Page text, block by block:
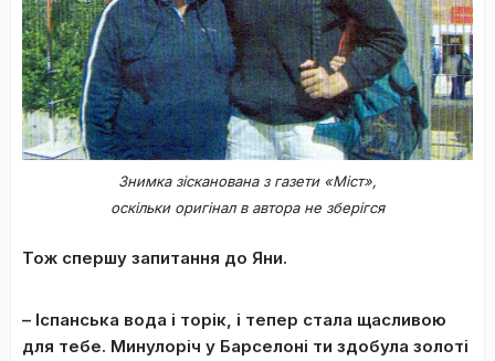
Знимка зісканована з газети «Міст»,
оскільки оригінал в автора не зберігся
Тож спершу запитання до Яни.
– Іспанська вода і торік, і тепер стала щасливою
для тебе. Минулоріч у Барселоні ти здобула золоті